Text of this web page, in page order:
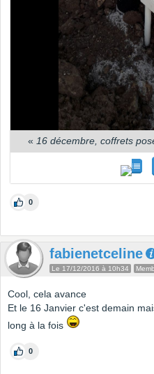
« 16 décembre, coffrets
0
fabienetceline
Le 17/12/2016 à 10h34
Cool, cela avance
Et le 16 Janvier c'est demain
long à la fois
0